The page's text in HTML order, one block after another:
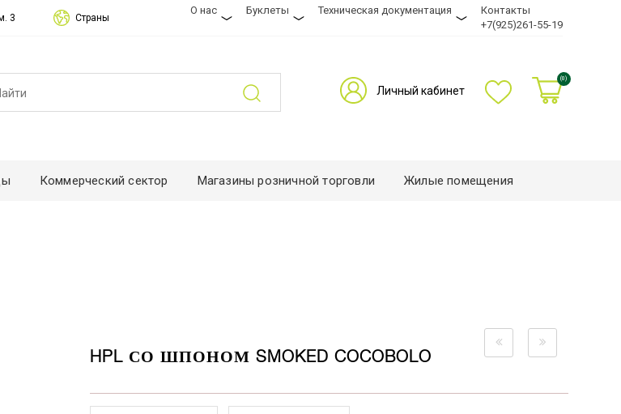
3 Страны
О нас Буклеты Техническая документация
Контакты
+7(925)261-55-19
Личный кабинет
(0)
Коммерческий сектор Магазины розничной торговли Жилые помещения
HPL СО ШПОНОМ SMOKED COCOBOLO